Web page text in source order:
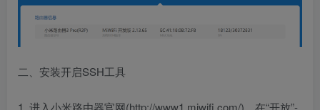
二、安装开启SSH工具
1. 进入小米路由器官网(http://www1.miwifi.com/)，在“开放”-